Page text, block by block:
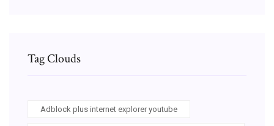
Tag Clouds
Adblock plus internet explorer youtube